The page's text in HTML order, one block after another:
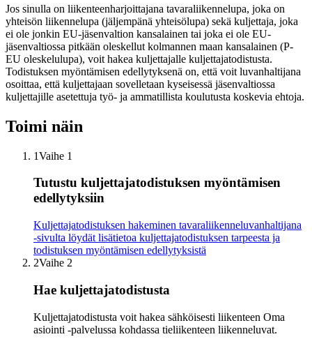
Jos sinulla on liikenteenharjoittajana tavaraliikennelupa, joka on
yhteisön liikennelupa (jäljempänä yhteisölupa) sekä kuljettaja, joka
ei ole jonkin EU-jäsenvaltion kansalainen tai joka ei ole EU-
jäsenvaltiossa pitkään oleskellut kolmannen maan kansalainen (P-
EU oleskelulupa), voit hakea kuljettajalle kuljettajatodistusta.
Todistuksen myöntämisen edellytyksenä on, että voit luvanhaltijana
osoittaa, että kuljettajaan sovelletaan kyseisessä jäsenvaltiossa
kuljettajille asetettuja työ- ja ammatillista koulutusta koskevia ehtoja.
Toimi näin
1Vaihe 1
Tutustu kuljettajatodistuksen myöntämisen
edellytyksiin
Kuljettajatodistuksen hakeminen tavaraliikenneluvanhaltijana
-sivulta löydät lisätietoa kuljettajatodistuksen tarpeesta ja
todistuksen myöntämisen edellytyksistä
2Vaihe 2
Hae kuljettajatodistusta
Kuljettajatodistusta voit hakea sähköisesti liikenteen Oma
asiointi -palvelussa kohdassa tieliikenteen liikenneluvat.